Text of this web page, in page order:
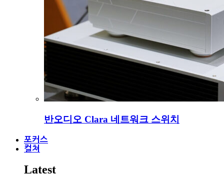
반오디오 Clara 네트워크 스위치
포커스
컬쳐
Latest